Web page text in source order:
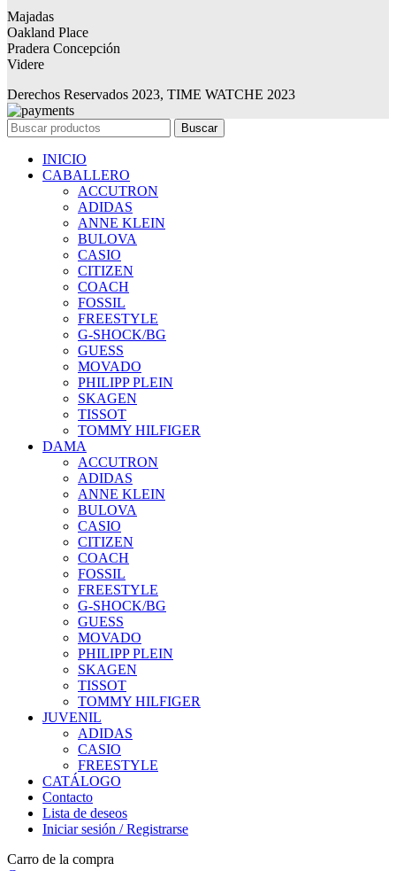
Majadas
Oakland Place
Pradera Concepción
Videre
Derechos Reservados 2023, TIME WATCHE 2023
Buscar
INICIO
CABALLERO
ACCUTRON
ADIDAS
ANNE KLEIN
BULOVA
CASIO
CITIZEN
COACH
FOSSIL
FREESTYLE
G-SHOCK/BG
GUESS
MOVADO
PHILIPP PLEIN
SKAGEN
TISSOT
TOMMY HILFIGER
DAMA
ACCUTRON
ADIDAS
ANNE KLEIN
BULOVA
CASIO
CITIZEN
COACH
FOSSIL
FREESTYLE
G-SHOCK/BG
GUESS
MOVADO
PHILIPP PLEIN
SKAGEN
TISSOT
TOMMY HILFIGER
JUVENIL
ADIDAS
CASIO
FREESTYLE
CATÁLOGO
Contacto
Lista de deseos
Iniciar sesión / Registrarse
Carro de la compra